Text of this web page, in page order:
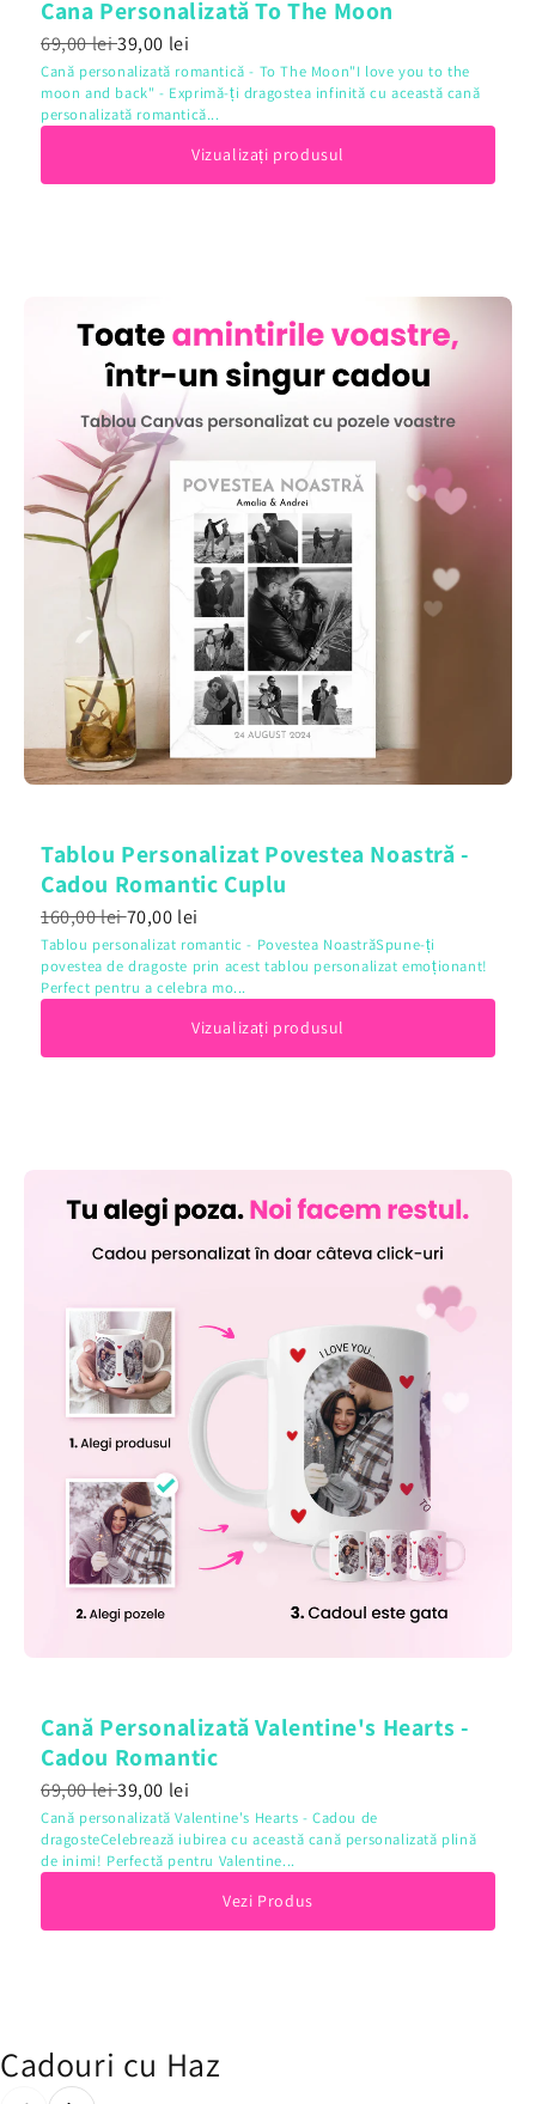
Cana Personalizată To The Moon
69,00 lei39,00 lei
Cană personalizată romantică - To The Moon"I love you to the
moon and back" - Exprimă-ți dragostea infinită cu această cană
personalizată romantică...
Vizualizați produsul
Tablou Personalizat Povestea Noastră -
Cadou Romantic Cuplu
160,00 lei70,00 lei
Tablou personalizat romantic - Povestea NoastrăSpune-ți
povestea de dragoste prin acest tablou personalizat emoționant!
Perfect pentru a celebra mo...
Vizualizați produsul
Cană Personalizată Valentine's Hearts -
Cadou Romantic
69,00 lei39,00 lei
Cană personalizată Valentine's Hearts - Cadou de
dragosteCelebrează iubirea cu această cană personalizată plină
de inimi! Perfectă pentru Valentine...
Vezi Produs
Cadouri cu Haz